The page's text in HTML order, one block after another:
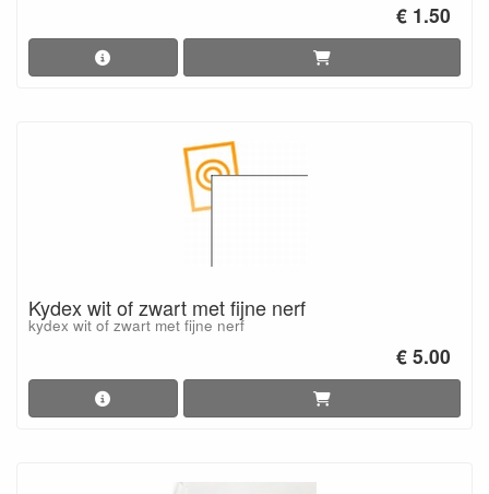
€ 1.50
Kydex wit of zwart met fijne nerf
kydex wit of zwart met fijne nerf
€ 5.00